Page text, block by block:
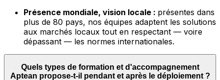
Présence mondiale, vision locale : présentes dans
plus de 80 pays, nos équipes adaptent les solutions
aux marchés locaux tout en respectant — voire
dépassant — les normes internationales.
Quels types de formation et d'accompagnement
Aptean propose-t-il pendant et après le déploiement ?